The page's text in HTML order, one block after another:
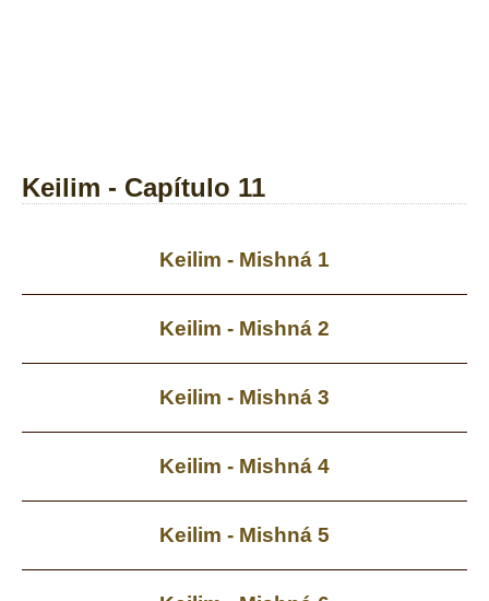
Keilim - Capítulo 11
Keilim - Mishná 1
Keilim - Mishná 2
Keilim - Mishná 3
Keilim - Mishná 4
Keilim - Mishná 5